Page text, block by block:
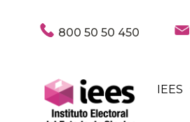
800 50 50 450
IEES